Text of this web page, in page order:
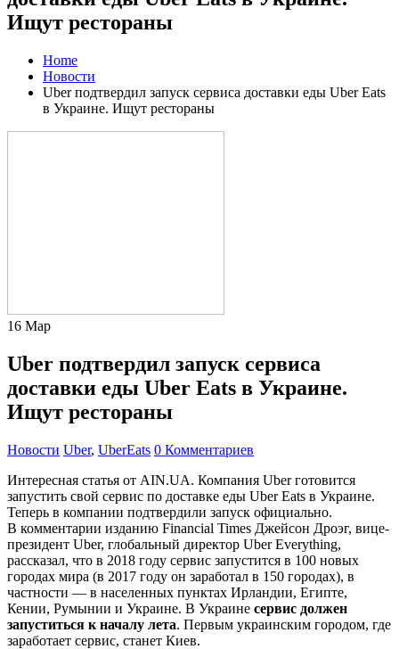
Ищут рестораны
Home
Новости
Uber подтвердил запуск сервиса доставки еды Uber Eats
в Украине. Ищут рестораны
16 Мар
Uber подтвердил запуск сервиса
доставки еды Uber Eats в Украине.
Ищут рестораны
Новости Uber, UberEats 0 Комментариев
Интересная статья от AIN.UA. Компания Uber готовится
запустить свой сервис по доставке еды Uber Eats в Украине.
Теперь в компании подтвердили запуск официально.
В комментарии изданию Financial Times Джейсон Дроэг, вице-
президент Uber, глобальный директор Uber Everything,
рассказал, что в 2018 году сервис запустится в 100 новых
городах мира (в 2017 году он заработал в 150 городах), в
частности — в населенных пунктах Ирландии, Египте,
Кении, Румынии и Украине. В Украине сервис должен
запуститься к началу лета. Первым украинским городом, где
заработает сервис, станет Киев.